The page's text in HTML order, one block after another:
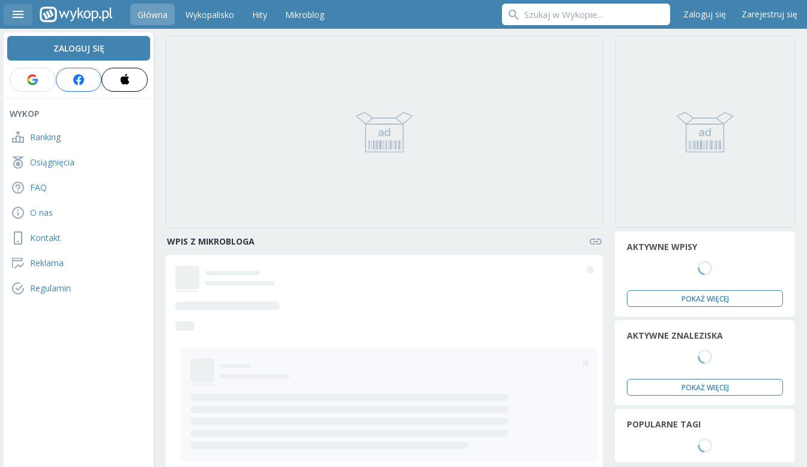
Główna Wykopalisko Hity Mikroblog Zaloguj się Zarejestruj się
ZALOGUJ SIĘ
WYKOP
Ranking
Osiągnięcia
FAQ
O nas
Kontakt
Reklama
Regulamin
WPIS Z MIKROBLOGA AKTYWNE WPISY
POKAŻ WIĘCEJ
AKTYWNE ZNALEZISKA
POKAŻ WIĘCEJ
POPULARNE TAGI